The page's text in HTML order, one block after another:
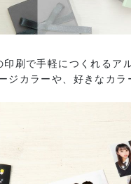
印刷で手軽につくれるア
ジカラーや、好きなカラ